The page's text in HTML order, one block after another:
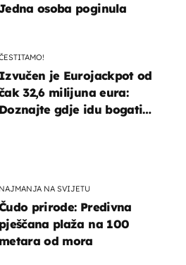
osoba poginula
Izvučen je Eurojackpot od
32,6 milijuna eura:
Doznajte gdje idu bogati
NAJMANJA NA SVIJETU
prirode: Predivna
pješčana plaža na 100
metara od mora